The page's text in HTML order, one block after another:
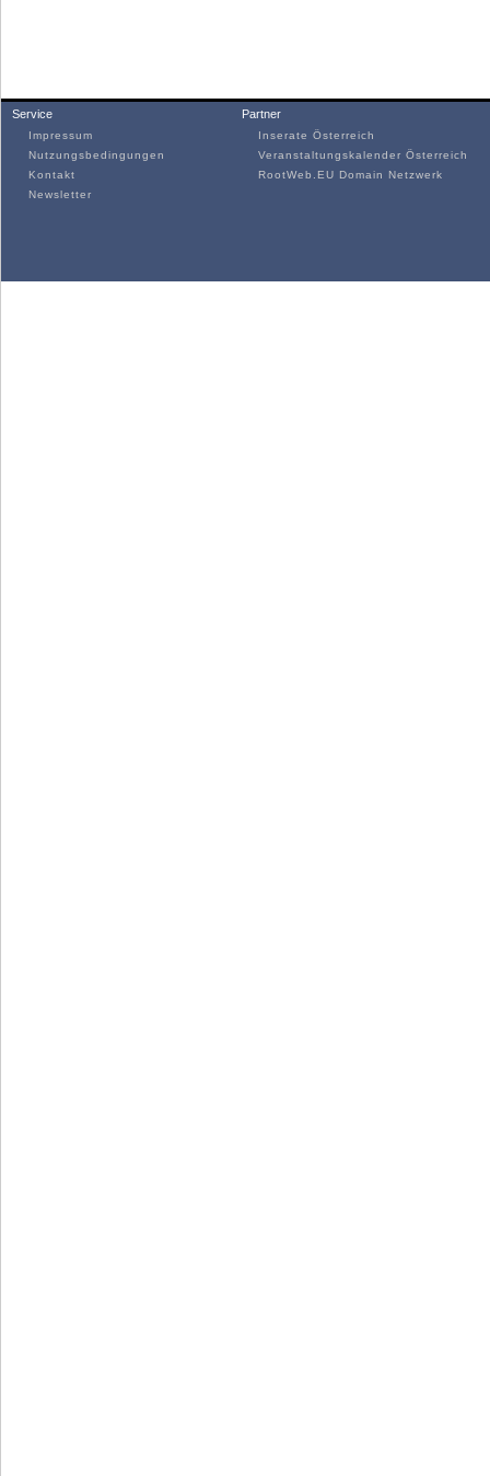
Service
Impressum
Nutzungsbedingungen
Kontakt
Newsletter
Partner
Inserate Österreich
Veranstaltungskalender Österreich
RootWeb.EU Domain Netzwerk